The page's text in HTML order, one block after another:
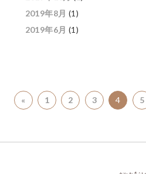
2019年8月 (1)
2019年6月 (1)
« 1 2 3 4 5